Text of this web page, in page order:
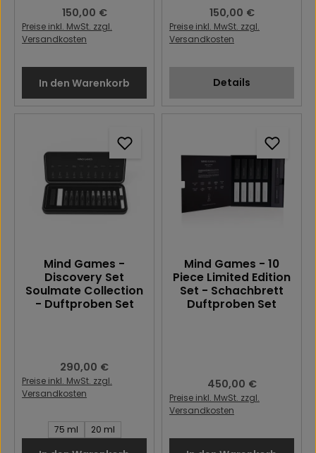
Regulärer Preis:
150,00 €
Preise inkl. MwSt. zzgl.
Versandkosten
In den Warenkorb
Regulärer Preis:
150,00 €
Preise inkl. MwSt. zzgl.
Versandkosten
Details
Mind Games -
Discovery Set
Soulmate Collection
- Duftproben Set
Regulärer Preis:
290,00 €
Preise inkl. MwSt. zzgl.
Versandkosten
Inhalt des Artikel:
75 ml 20 ml
Mind Games - 10
Piece Limited Edition
Set - Schachbrett
Duftproben Set
Regulärer Preis:
450,00 €
Preise inkl. MwSt. zzgl.
Versandkosten